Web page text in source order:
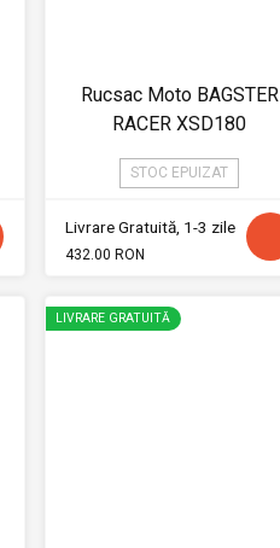
Rucsac Moto BAGSTER
RACER XSD180
STOC EPUIZAT
Livrare Gratuită, 1-3 zile
432.00 RON
LIVRARE GRATUITĂ